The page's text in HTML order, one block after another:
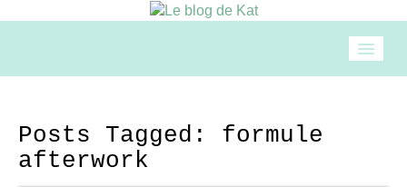
Mode
Posts Tagged:
formule
afterwork